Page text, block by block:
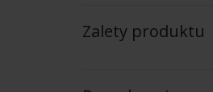
Zalety produktu